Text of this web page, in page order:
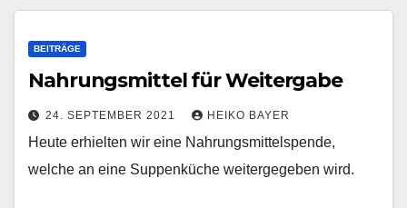
BEITRÄGE
Nahrungsmittel für Weitergabe
24. SEPTEMBER 2021 HEIKO BAYER
Heute erhielten wir eine Nahrungsmittelspende,
welche an eine Suppenküche weitergegeben wird.